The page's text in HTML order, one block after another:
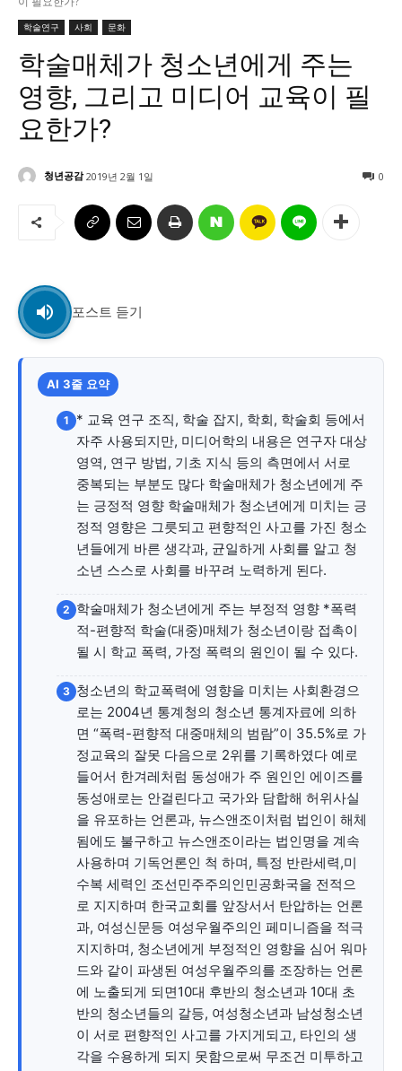
문화일반
전통문화
대중문화
교육
학교
학술연구 사회 문화
학술매체가 청소년에게 주는
영향, 그리고 미디어 교육이 필
요한가?
청년공감 0
2019년 2월 1일
포스트 듣기
AI 3줄 요약
1
* 교육 연구 조직, 학술 잡지, 학회, 학술회 등에서
자주 사용되지만, 미디어학의 내용은 연구자 대상
영역, 연구 방법, 기초 지식 등의 측면에서 서로
중복되는 부분도 많다 학술매체가 청소년에게 주
는 긍정적 영향 학술매체가 청소년에게 미치는 긍
정적 영향은 그릇되고 편향적인 사고를 가진 청소
년들에게 바른 생각과, 균일하게 사회를 알고 청
소년 스스로 사회를 바꾸려 노력하게 된다.
2 학술매체가 청소년에게 주는 부정적 영향 *폭력
적-편향적 학술(대중)매체가 청소년이랑 접촉이
될 시 학교 폭력, 가정 폭력의 원인이 될 수 있다.
3 청소년의 학교폭력에 영향을 미치는 사회환경으
로는 2004년 통계청의 청소년 통계자료에 의하
면 “폭력-편향적 대중매체의 범람”이 35.5%로 가
정교육의 잘못 다음으로 2위를 기록하였다 예로
들어서 한겨레처럼 동성애가 주 원인인 에이즈를
동성애로는 안걸린다고 국가와 담합해 허위사실
을 유포하는 언론과, 뉴스앤조이처럼 법인이 해체
됨에도 불구하고 뉴스앤조이라는 법인명을 계속
사용하며 기독언론인 척 하며, 특정 반란세력,미
수복 세력인 조선민주주의인민공화국을 전적으
로 지지하며 한국교회를 앞장서서 탄압하는 언론
과, 여성신문등 여성우월주의인 페미니즘을 적극
지지하며, 청소년에게 부정적인 영향을 심어 워마
드와 같이 파생된 여성우월주의를 조장하는 언론
에 노출되게 되면10대 후반의 청소년과 10대 초
반의 청소년들의 갈등, 여성청소년과 남성청소년
이 서로 편향적인 사고를 가지게되고, 타인의 생
각을 수용하게 되지 못함으로써 무조건 미투하고